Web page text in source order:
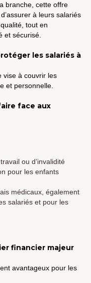
branche, cette offre
à leurs salariés
tout en
et sécurisé.
les salariés à
vise à couvrir les
et personnelle.
face aux
ou d’invalidité
pour les enfants
médicaux, également
salariés et pour les
financier majeur
avantageux pour les